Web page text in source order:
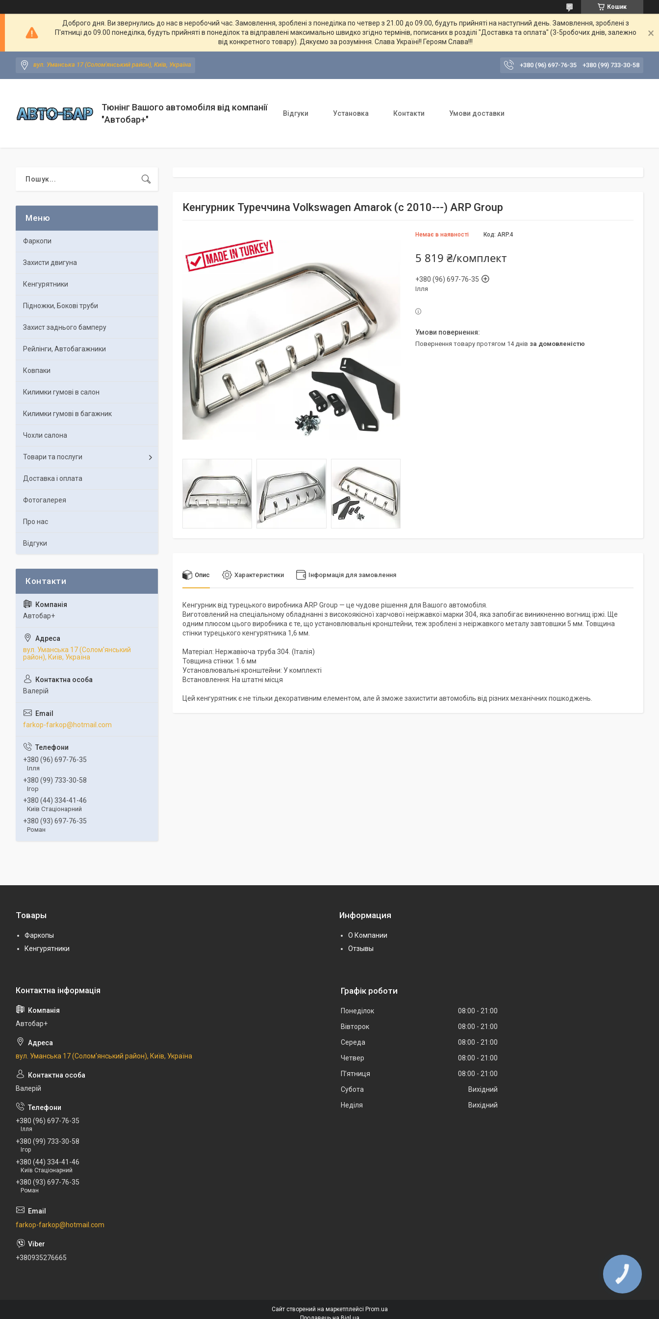
Кошик
Доброго дня. Ви звернулись до нас в неробочий час. Замовлення, зроблені з понеділка по четвер з 21.00 до 09.00, будуть прийняті на наступний день. Замовлення, зроблені з
П'ятниці до 09.00 понеділка, будуть прийняті в понеділок та відправлені максимально швидко згідно термінів, пописаних в розділі "Доставка та оплата" (3-5робочих днів, залежно
від конкретного товару). Дякуємо за розуміння. Слава Україні!! Героям Слава!!!
вул. Уманська 17 (Солом'янський район), Київ, Україна +380 (96) 697-76-35 +380 (99) 733-30-58
Тюнінг Вашого автомобіля від компанії
"Автобар+"
Відгуки Установка Контакти Умови доставки
Кенгурник Туреччина Volkswagen Amarok (c 2010---) ARP Group
Немає в наявності Код: ARP.4
5 819 ₴/комплект
+380 (96) 697-76-35
Ілля
повернення товару протягом 14 днів за домовленістю
Опис Характеристики Інформація для замовлення
Кенгурник від турецького виробника ARP Group — це чудове рішення для Вашого автомобіля.
Виготовлений на спеціальному обладнанні з високоякісної харчової неіржавкої марки 304, яка запобігає виникненню вогнищ іржі. Ще
одним плюсом цього виробника є те, що установлювальні кронштейни, теж зроблені з неіржавкого металу завтовшки 5 мм. Товщина
стінки турецького кенгурятника 1,6 мм.
Матеріал: Нержавіюча труба 304. (Італія)
Товщина стінки: 1.6 мм
Установлювальні кронштейни: У комплекті
Встановлення: На штатні місця
Цей кенгурятник є не тільки декоративним елементом, але й зможе захистити автомобіль від різних механічних пошкоджень.
Фаркопи
Захисти двигуна
Кенгурятники
Підножки, Бокові труби
Захист заднього бамперу
Рейлінги, Автобагажники
Ковпаки
Килимки гумові в салон
Килимки гумові в багажник
Чохли салона
Товари та послуги
Доставка і оплата
Фотогалерея
Про нас
Відгуки
Автобар+
вул. Уманська 17 (Солом'янський
район), Київ, Україна
Валерій
farkop-farkop@hotmail.com
+380 (96) 697-76-35
Ілля
+380 (99) 733-30-58
Ігор
+380 (44) 334-41-46
Київ Стаціонарний
+380 (93) 697-76-35
Роман
Товары
Фаркопы
Кенгурятники
Информация
О Компании
Отзывы
Автобар+
вул. Уманська 17 (Солом'янський район), Київ, Україна
Валерій
+380 (96) 697-76-35
Ілля
+380 (99) 733-30-58
Ігор
+380 (44) 334-41-46
Київ Стаціонарний
+380 (93) 697-76-35
Роман
farkop-farkop@hotmail.com
+380935276665
Графік роботи
Понеділок 08:00
21:00
Вівторок
08:00
21:00
Середа
08:00
21:00
Четвер
08:00
21:00
Пʼятниця
08:00
21:00
Субота
Вихідний
Неділя
Вихідний
Сайт створений на маркетплейсі Prom.ua